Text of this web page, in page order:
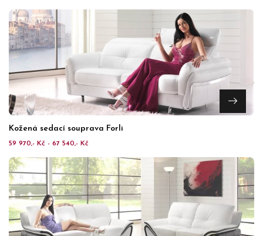
Kožená sedací souprava Forli
59 970,- Kč - 67 540,- Kč